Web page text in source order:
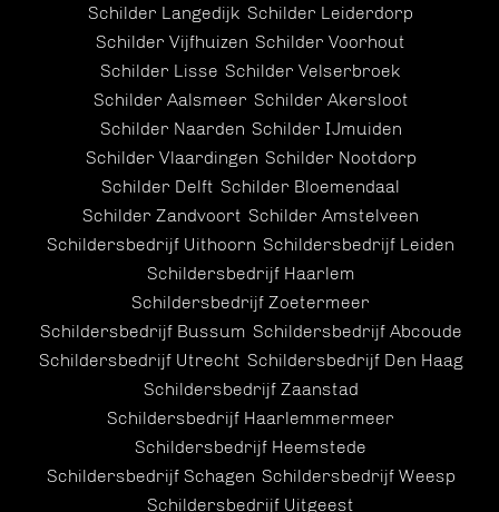
Schilder Langedijk Schilder Leiderdorp
Schilder Vijfhuizen Schilder Voorhout
Schilder Lisse Schilder Velserbroek
Schilder Aalsmeer Schilder Akersloot
Schilder Naarden Schilder IJmuiden
Schilder Vlaardingen Schilder Nootdorp
Schilder Delft Schilder Bloemendaal
Schilder Zandvoort Schilder Amstelveen
Schildersbedrijf Uithoorn Schildersbedrijf Leiden
Schildersbedrijf Haarlem
Schildersbedrijf Zoetermeer
Schildersbedrijf Bussum Schildersbedrijf Abcoude
Schildersbedrijf Utrecht Schildersbedrijf Den Haag
Schildersbedrijf Zaanstad
Schildersbedrijf Haarlemmermeer
Schildersbedrijf Heemstede
Schildersbedrijf Schagen Schildersbedrijf Weesp
Schildersbedrijf Uitgeest